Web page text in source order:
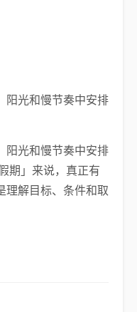
阳光和慢节奏中安排
阳光和慢节奏中安排
期」来说，真正有
理解目标、条件和取